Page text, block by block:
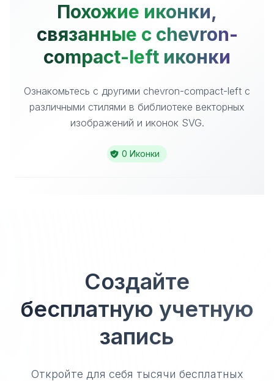
Похожие иконки,
связанные с chevron-
compact-left иконки
Ознакомьтесь с другими chevron-compact-left с
различными стилями в библиотеке векторных
изображений и иконок SVG.
0 Иконки
Создайте
бесплатную учетную
запись
Откройте для себя тысячи бесплатных